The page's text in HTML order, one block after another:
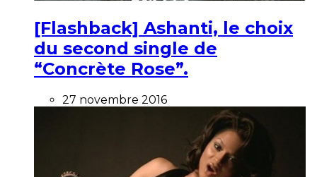
[Flashback] Ashanti, le choix
du second single de
“Concrète Rose”.
27 novembre 2016